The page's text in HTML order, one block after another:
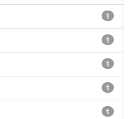
1
1
1
1
1